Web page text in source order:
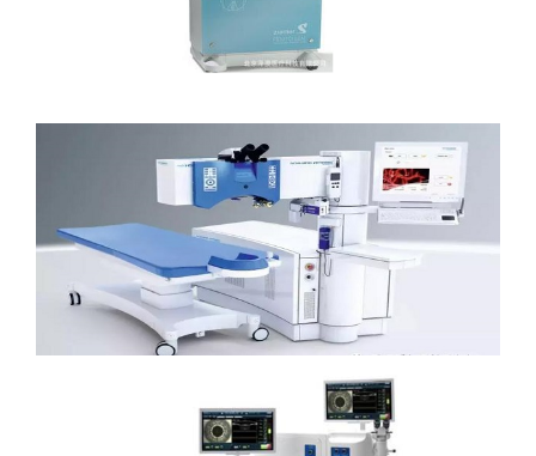
德国阿玛仕AMARIS Smart全…